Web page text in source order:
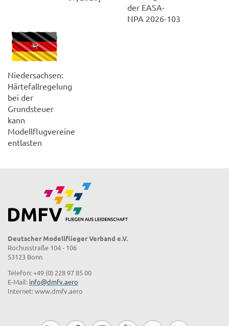
der EASA-
NPA 2026-103
Niedersachsen:
Härtefallregelung
bei der
Grundsteuer
kann
Modellflugvereine
entlasten
Deutscher Modellflieger Verband e.V.
Rochusstraße 104 - 106
53123 Bonn
Telefon: +49 (0) 228 97 85 00
E-Mail: info@dmfv.aero
Internet: www.dmfv.aero